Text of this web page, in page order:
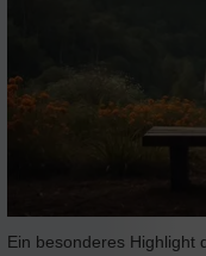
Ein besonderes Highlight